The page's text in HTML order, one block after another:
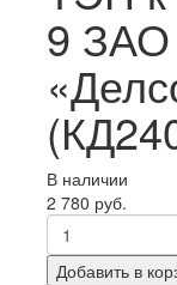
9 ЗАО
В наличии
2 780 руб.
Добавить в